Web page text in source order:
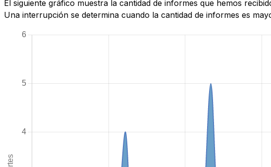
El siguiente gráfico muestra la cantidad de informes que hemos
Una interrupción se determina cuando la cantidad de informes es